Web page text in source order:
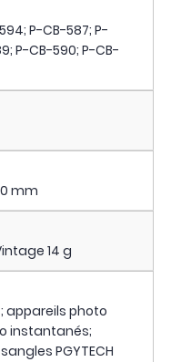
P-CB-587; P-
P-CB-590; P-CB-
mm
14 g
appareils photo
instantanés;
PGYTECH